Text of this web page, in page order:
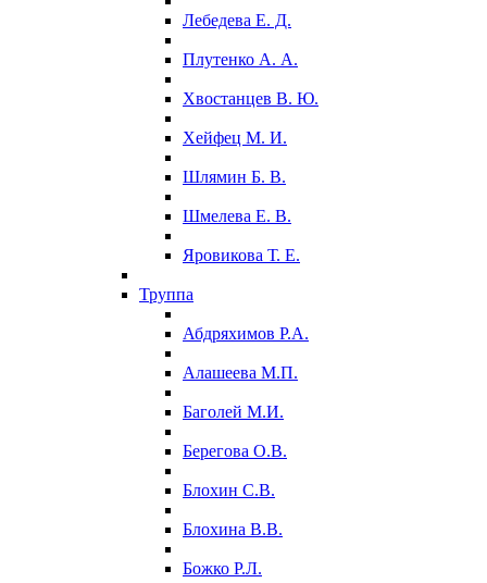
Лебедева Е. Д.
Плутенко А. А.
Хвостанцев В. Ю.
Хейфец М. И.
Шлямин Б. В.
Шмелева Е. В.
Яровикова Т. Е.
Труппа
Абдряхимов Р.А.
Алашеева М.П.
Баголей М.И.
Берегова О.В.
Блохин С.В.
Блохина В.В.
Божко Р.Л.